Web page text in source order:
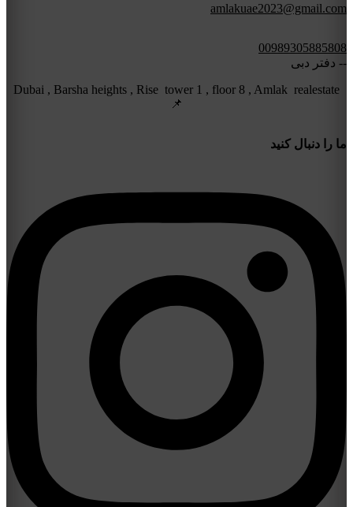
amlakuae2023@gmail.com
00989305885808
-- دفتر دبی
Dubai , Barsha heights , Rise tower 1 , floor 8 , Amlak realestate
📌
ما را دنبال کنید